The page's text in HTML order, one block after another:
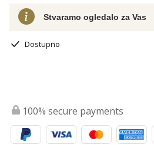
Stvaramo ogledalo za Vas
Dostupno
100% secure payments